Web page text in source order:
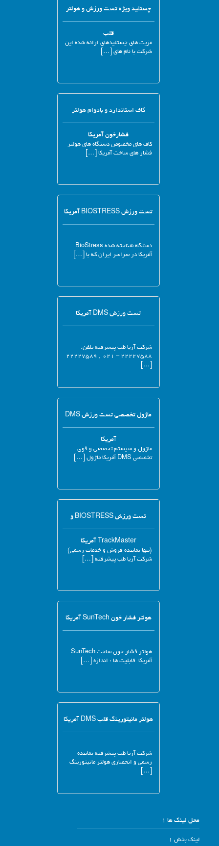
چستلید ویژه تست ورزش و هولتر
قلب
مزیت های چستلیدهای ارائه شده این
شرکت با نام های […]
کاف استاندارد و بادوام هولتر
فشارخون آمریکا
کاف های مخصوص دستگاه های هولتر
فشار های ساخت آمریکا […]
تست ورزش BIOSTRESS آمریکا
دستگاه شناخته شده BioStress
آمریکا در سراسر ایران که با […]
تست ورزش DMS آمریکا
شرکت آریا طب پیشرفته تلفن:
۲۲۲۲۷۵۸۸ – ۰۲۱ , ۲۲۲۲۷۵۸۹
[…]
ماژول تخصصی تست ورزش DMS
آمریکا
ماژول و سیستم تخصصی و فوق
تخصصی DMS آمریکا ماژول […]
تست ورزش BIOSTRESS و
TrackMaster آمریکا
(تنها نماینده فروش و خدمات رسمی)
شرکت آریا طب پیشرفته […]
هولتر فشار خون SunTech آمریکا
هولتر فشار خون ساخت SunTech
آمریکا قابلیت ها : اندازه […]
هولتر مانیتورینگ قلب DMS آمریکا
شرکت آریا طب پیشرفته نماینده
رسمی و انحصاری هولتر مانیتورینگ
[…]
محل لینک ها 1
لینک بخش 1